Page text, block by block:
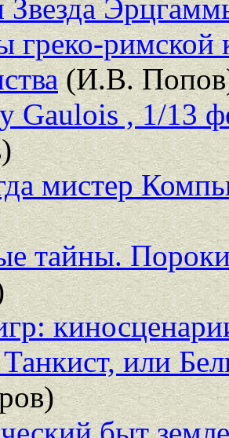
Звезда
греко-римской
(И.В.
Gaulois , 1/13
мистер
тайны.
или